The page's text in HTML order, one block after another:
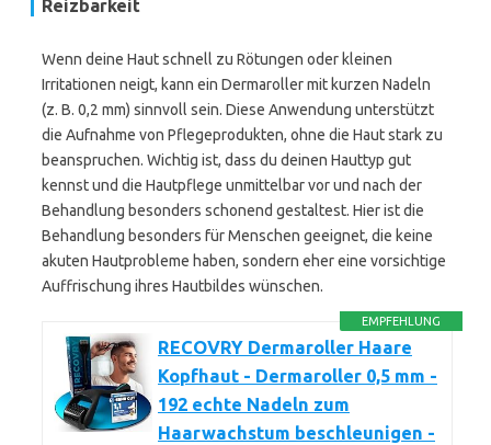
Reizbarkeit
Wenn deine Haut schnell zu Rötungen oder kleinen
Irritationen neigt, kann ein Dermaroller mit kurzen Nadeln
(z. B. 0,2 mm) sinnvoll sein. Diese Anwendung unterstützt
die Aufnahme von Pflegeprodukten, ohne die Haut stark zu
beanspruchen. Wichtig ist, dass du deinen Hauttyp gut
kennst und die Hautpflege unmittelbar vor und nach der
Behandlung besonders schonend gestaltest. Hier ist die
Behandlung besonders für Menschen geeignet, die keine
akuten Hautprobleme haben, sondern eher eine vorsichtige
Auffrischung ihres Hautbildes wünschen.
EMPFEHLUNG
RECOVRY Dermaroller Haare
Kopfhaut - Dermaroller 0,5 mm -
192 echte Nadeln zum
Haarwachstum beschleunigen -